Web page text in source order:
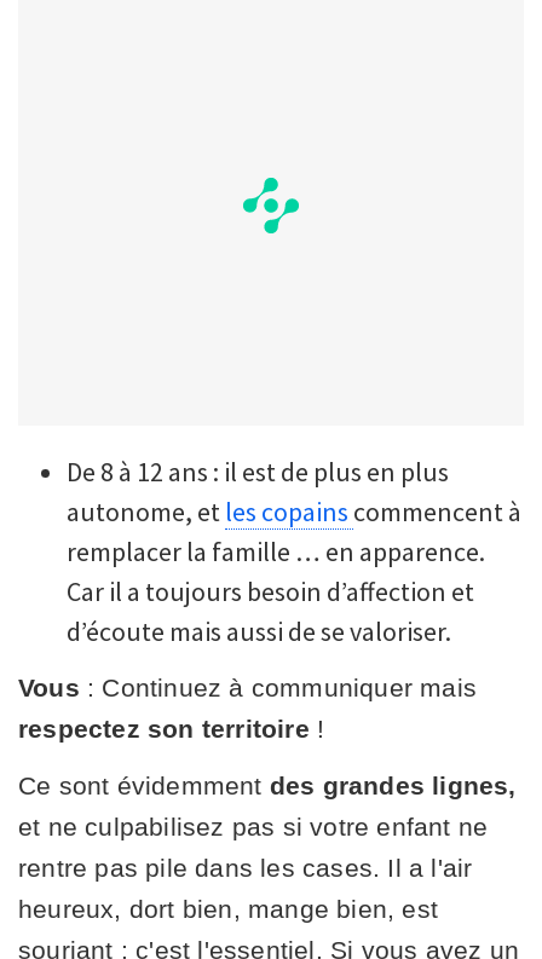
De 8 à 12 ans : il est de plus en plus
autonome, et les copains commencent à
remplacer la famille … en apparence.
Car il a toujours besoin d’affection et
d’écoute mais aussi de se valoriser.
Vous : Continuez à communiquer mais
respectez son territoire !
Ce sont évidemment des grandes lignes,
et ne culpabilisez pas si votre enfant ne
rentre pas pile dans les cases. Il a l'air
heureux, dort bien, mange bien, est
souriant : c'est l'essentiel. Si vous avez un